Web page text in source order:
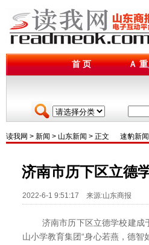
首 页 Ａ
读我网 > 新闻 > 山东新闻 > 正文 速豹新
济南市历下区立德
2022-6-1 9:51:17 来源:山东商报
济南市历下区立德学校建成于
山小学教育集团“身心若燕，德智